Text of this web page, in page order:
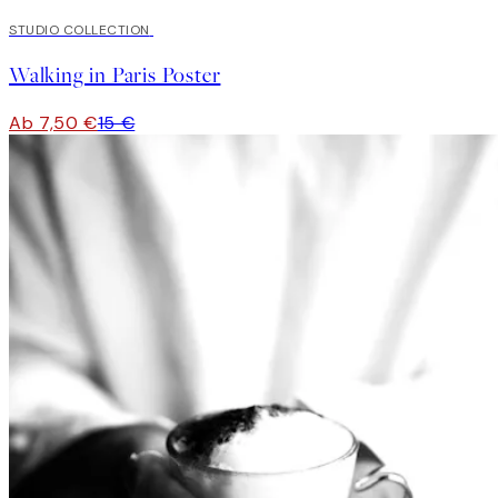
50%*
STUDIO COLLECTION
Walking in Paris Poster
Ab 7,50 €15 €